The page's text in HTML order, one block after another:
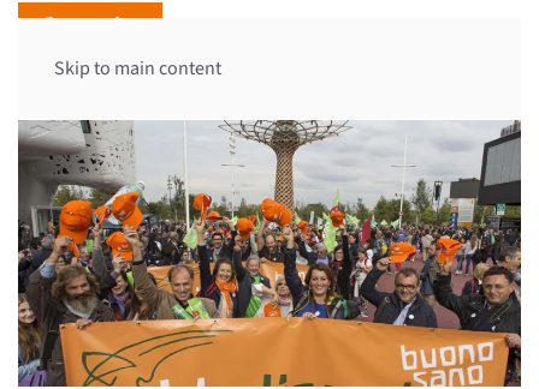
Skip to main content